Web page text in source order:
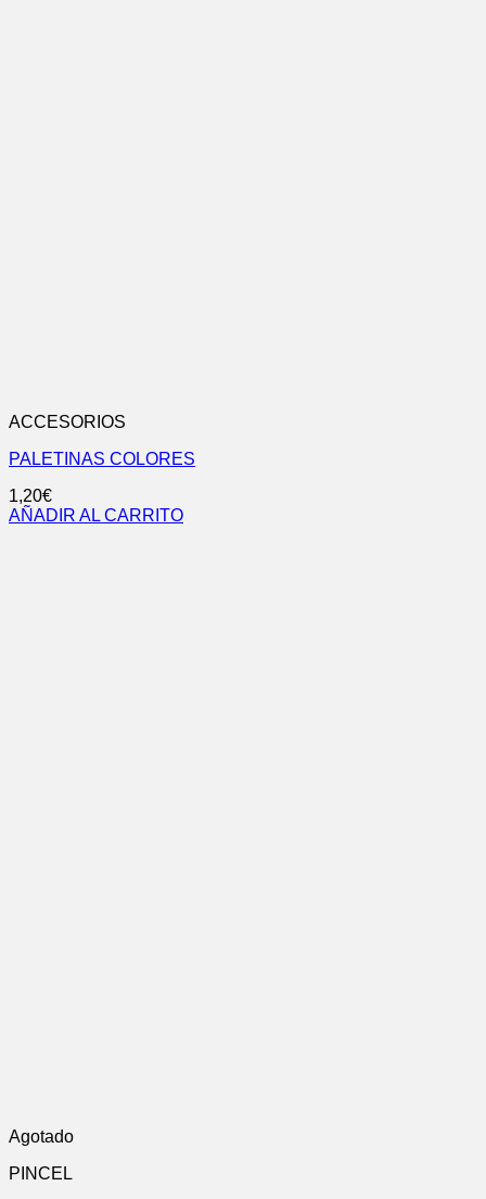
ACCESORIOS
PALETINAS COLORES
1,20€
AÑADIR AL CARRITO
Agotado
PINCEL